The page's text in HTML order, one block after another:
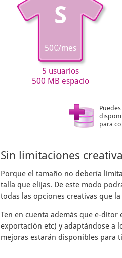
S
50€/mes
5 usuarios
500 MB espacio
para
Sin limitaciones
Porque el tamaño no debería
talla que elijas. De este modo
todas las opciones creativas que
Ten en cuenta además que e-ditor
exportación etc) y adaptándose a
mejoras estarán disponibles para